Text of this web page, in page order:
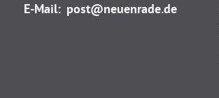
E-Mail: post@neuenrade.de